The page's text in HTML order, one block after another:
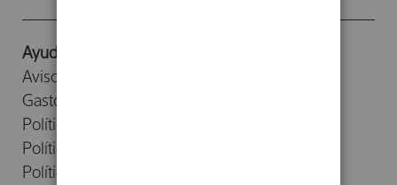
Ayuda
Aviso legal
Gastos de envío
Política de devoluciones
Política de cookies
Política de privacidad